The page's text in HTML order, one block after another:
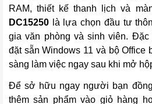
RAM, thiết kế thanh lịch và
DC15250 là lựa chọn đầu tư
gia văn phòng và sinh viên.
đặt sẵn Windows 11 và bộ Office
sàng làm việc ngay sau khi mở
Để sở hữu ngay người bạn
thêm sản phẩm vào giỏ hàng